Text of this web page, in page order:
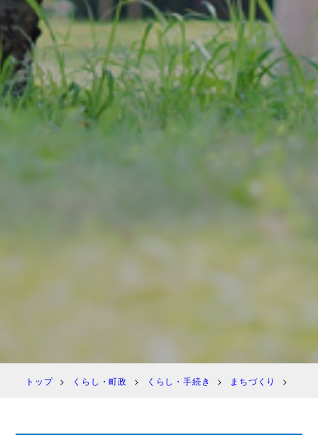
トップ くらし・町政 くらし・手続き まちづくり